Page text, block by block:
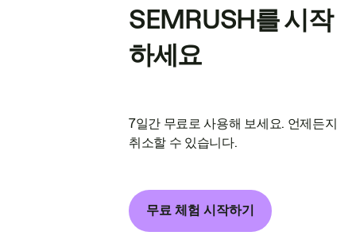
SEMRUSH를 시작
하세요
7일간 무료로 사용해 보세요. 언제든지
취소할 수 있습니다.
무료 체험 시작하기